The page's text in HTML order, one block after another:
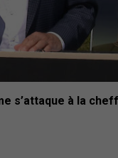
s’attaque à la